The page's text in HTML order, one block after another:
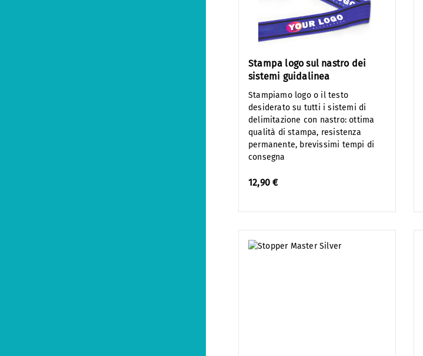
Stampa logo sul nastro dei
sistemi guidalinea
Stampiamo logo o il testo
desiderato su tutti i sistemi di
delimitazione con nastro: ottima
qualità di stampa, resistenza
permanente, brevissimi tempi di
consegna
12,90 €